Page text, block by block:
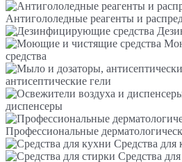
Антигололедные реагенты и
средства
антисептические гели
диспенсеры
Профессиональные
Средства для
Средства